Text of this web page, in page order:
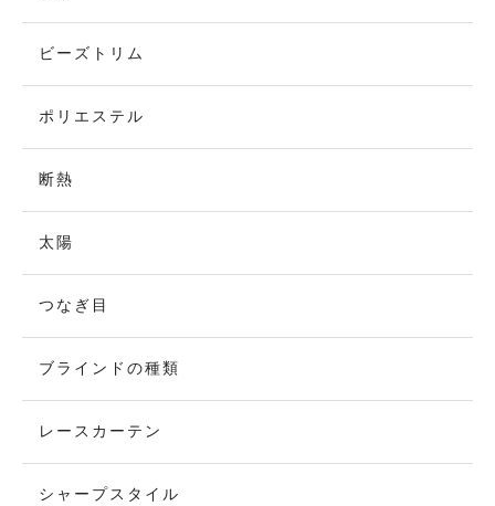
ビーズトリム
ポリエステル
断熱
太陽
つなぎ目
ブラインドの種類
レースカーテン
シャープスタイル